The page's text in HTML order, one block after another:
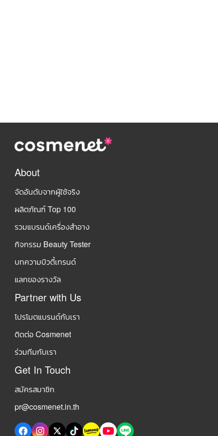
About
จัดอันดับจากผู้ใช้จริง
ผลิตภัณฑ์ Top 100
รวมแบรนด์เครื่องสำอาง
กิจกรรม Beauty Tester
บทความบิวตี้เทรนด์
แลกของรางวัล
Partner with Us
โปรโมตแบรนด์กับเรา
ติดต่อ Cosmenet
ร่วมทีมกับเรา
Get In Touch
สมัครสมาชิก
pr@cosmenet.in.th